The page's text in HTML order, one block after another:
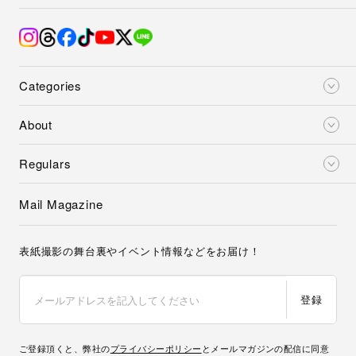
Categories
About
Regulars
Mail Magazine
表紙撮影の舞台裏やイベント情報などをお届け！
登録
ご登録頂くと、弊社のプライバシーポリシー とメールマガジンの配信に同意